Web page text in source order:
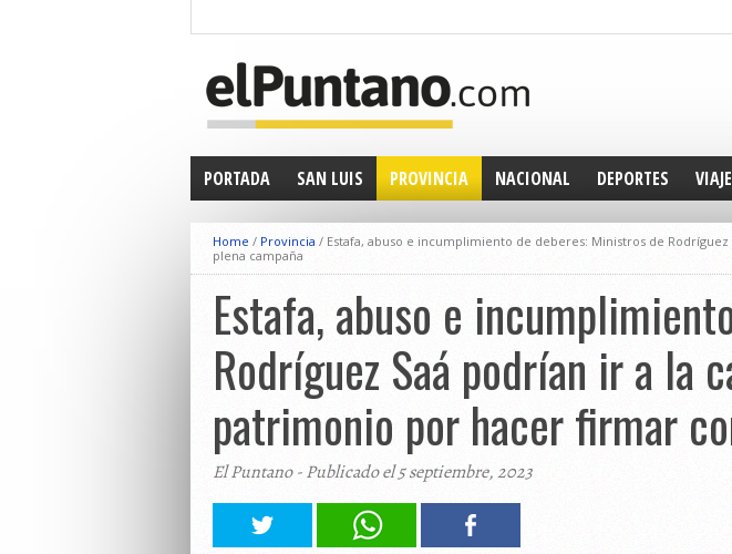
PORTADA SAN LUIS PROVINCIA NACIONAL DEPORTES
Home / Provincia / Estafa, abuso e incumplimiento de deberes: Ministros de
plena campaña
Estafa, abuso e
Rodríguez Saá podrían ir a la
patrimonio por hacer firmar
El Puntano - Publicado el 5 septiembre, 2023